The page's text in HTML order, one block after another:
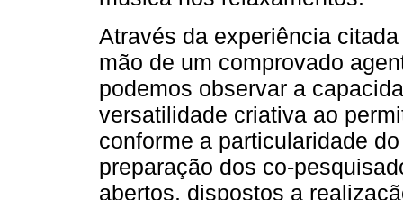
Através da experiência
mão de um comprovado
podemos observar a
versatilidade criativa ao
conforme a particularidade
preparação dos co-
abertos, dispostos a